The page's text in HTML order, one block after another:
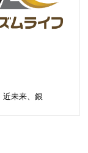
近未来、銀